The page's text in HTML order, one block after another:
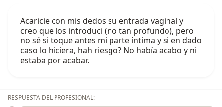
Acaricie con mis dedos su entrada vaginal y
creo que los introduci (no tan profundo), pero
no sé si toque antes mi parte íntima y si en dado
caso lo hiciera, hah riesgo? No había acabo y ni
estaba por acabar.
RESPUESTA DEL PROFESIONAL: